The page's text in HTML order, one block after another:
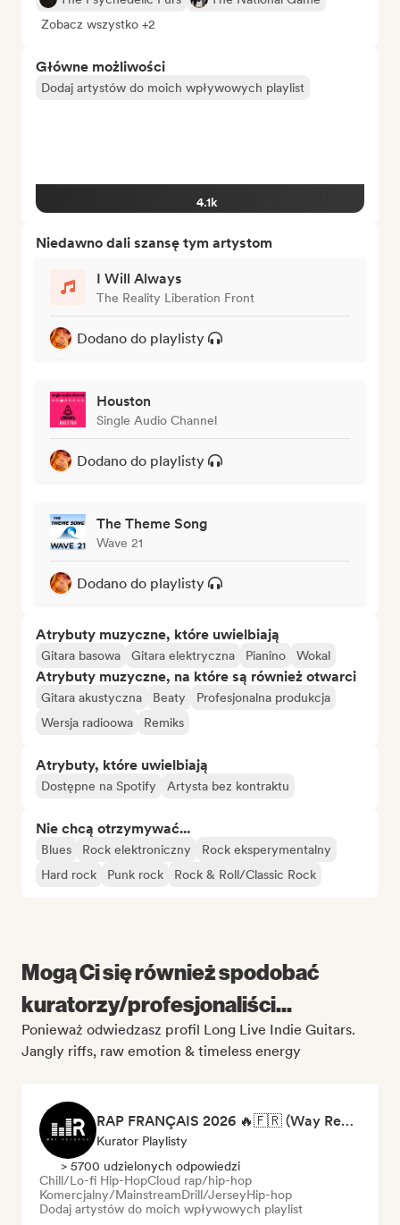
Zobacz wszystko +2
Główne możliwości
Dodaj artystów do moich wpływowych playlist
4.1k
Niedawno dali szansę tym artystom
I Will Always
The Reality Liberation Front
Dodano do playlisty
Houston
Single Audio Channel
Dodano do playlisty
The Theme Song
Wave 21
Dodano do playlisty
Atrybuty muzyczne, które uwielbiają
Gitara basowa Gitara elektryczna Pianino Wokal
Atrybuty muzyczne, na które są również otwarci
Gitara akustyczna Beaty
Profesjonalna produkcja
Wersja radioowa
Remiks
Atrybuty, które uwielbiają
Dostępne na Spotify Artysta bez kontraktu
Nie chcą otrzymywać...
Blues Rock elektroniczny
Rock eksperymentalny
Hard rock
Punk rock Rock & Roll/Classic Rock
Mogą Ci się również spodobać
kuratorzy/profesjonaliści...
Ponieważ odwiedzasz profil Long Live Indie Guitars.
Jangly riffs, raw emotion & timeless energy
RAP FRANÇAIS 2026 🔥🇫🇷 (Way Records)
Kurator Playlisty
> 5700 udzielonych odpowiedzi
Chill/Lo-fi Hip-HopCloud rap/hip-hop
Komercjalny/MainstreamDrill/JerseyHip-hop
Dodaj artystów do moich wpływowych playlist